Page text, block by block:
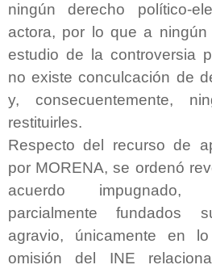
ningún derecho político-
actora, por lo que a ningún
estudio de la controversia
no existe conculcación de
y, consecuentemente,
restituirles.
Respecto del recurso de
por MORENA, se ordenó
acuerdo impugnado,
parcialmente fundados
agravio, únicamente en
omisión del INE